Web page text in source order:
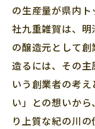
の生産量が県内
社九重雑賀は、明
の醸造元として
造るには、その
いう創業者の考
い」との想いか
り上質な紀の川